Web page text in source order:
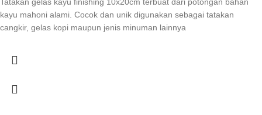
Tatakan gelas kayu finishing 10x20cm terbuat dari potongan bahan
kayu mahoni alami. Cocok dan unik digunakan sebagai tatakan
cangkir, gelas kopi maupun jenis minuman lainnya